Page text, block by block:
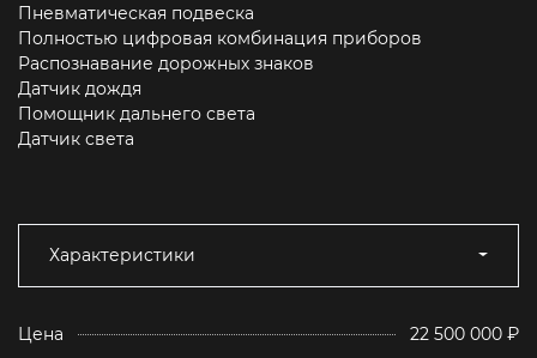
Пневматическая подвеска
Полностью цифровая комбинация приборов
Распознавание дорожных знаков
Датчик дождя
Помощник дальнего света
Датчик света
Характеристики
Цена 22 500 000 ₽